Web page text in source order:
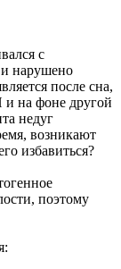
с
и нарушено
после сна,
на фоне другой
недуг
возникают
избавиться?
поэтому